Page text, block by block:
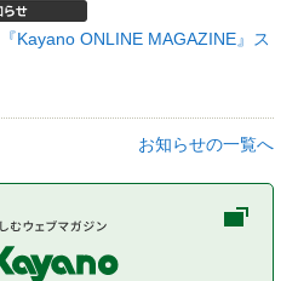
Kayano ONLINE MAGAZINE』ス
お知らせの一覧へ